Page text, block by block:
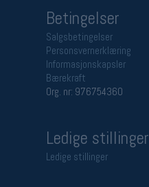
Betingelser
Salgsbetingelser
Personsvernerklæring
Informasjonskapsler
Bærekraft
Org. nr: 976754360
Ledige stillinger
Ledige stillinger